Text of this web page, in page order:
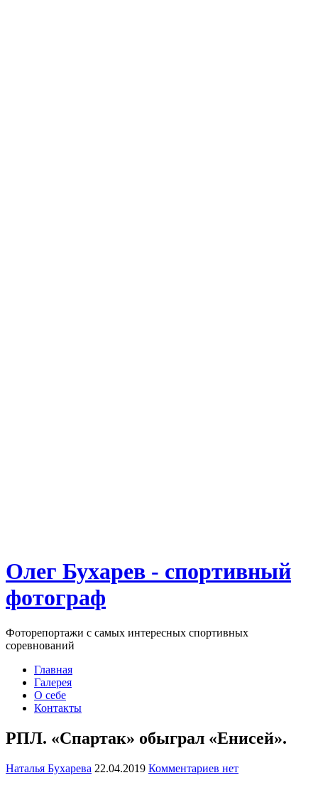
Олег Бухарев - спортивный
фотограф
Фоторепортажи с самых интересных спортивных
соревнований
Главная
Галерея
О себе
Контакты
РПЛ. «Спартак» обыграл «Енисей».
Наталья Бухарева 22.04.2019 Комментариев нет